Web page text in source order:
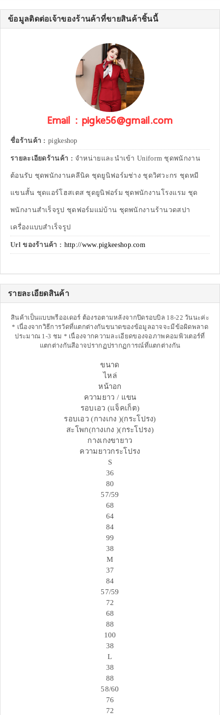
ข้อมูลติดต่อเจ้าของร้านค้าที่ขายสินค้าชิ้นนี้
Email : pigke56@gmail.com
ชื่อร้านค้า : pigkeshop
รายละเอียดร้านค้า : จำหน่ายและนำเข้า Uniform ชุดพนักงาน
ต้อนรับ ชุดพนักงานคลีนิค ชุดยูนิฟอร์มช่าง ชุดวิศวะกร ชุดหมี
แขนสั้น ชุดแอร์โฮสเตส ชุดยูนิฟอร์ม ชุดพนักงานโรงแรม ชุด
พนักงานสำเร็จรูป ชุดฟอร์มแม่บ้าน ชุดพนักงานร้านวดสปา
เครื่องแบบสำเร็จรูป
Url ของร้านค้า : http://www.pigkeeshop.com
รายละเอียดสินค้า
สินค้าเป็นแบบพรีออเดอร์ ต้องรอตามหลังจากปิดรอบบิล 18-22 วันนะค่ะ
* เนื่องจากวิธีการวัดที่แตกต่างกันขนาดของข้อมูลอาจจะมีข้อผิดพลาด
ประมาณ 1-3 ชม * เนื่องจากความละเอียดของจอภาพคอมพิวเตอร์ที่
แตกต่างกันสีอาจปรากฏปรากฏการณ์ที่แตกต่างกัน
ขนาด
ไหล่
หน้าอก
ความยาว / แขน
รอบเอว (แจ็คเก็ต)
รอบเอว (กางเกง )(กระโปรง)
สะโพก(กางเกง )(กระโปรง)
กางเกงขายาว
ความยาวกระโปรง
S
36
80
57/59
68
64
84
99
38
M
37
84
57/59
72
68
88
100
38
L
38
88
58/60
76
72